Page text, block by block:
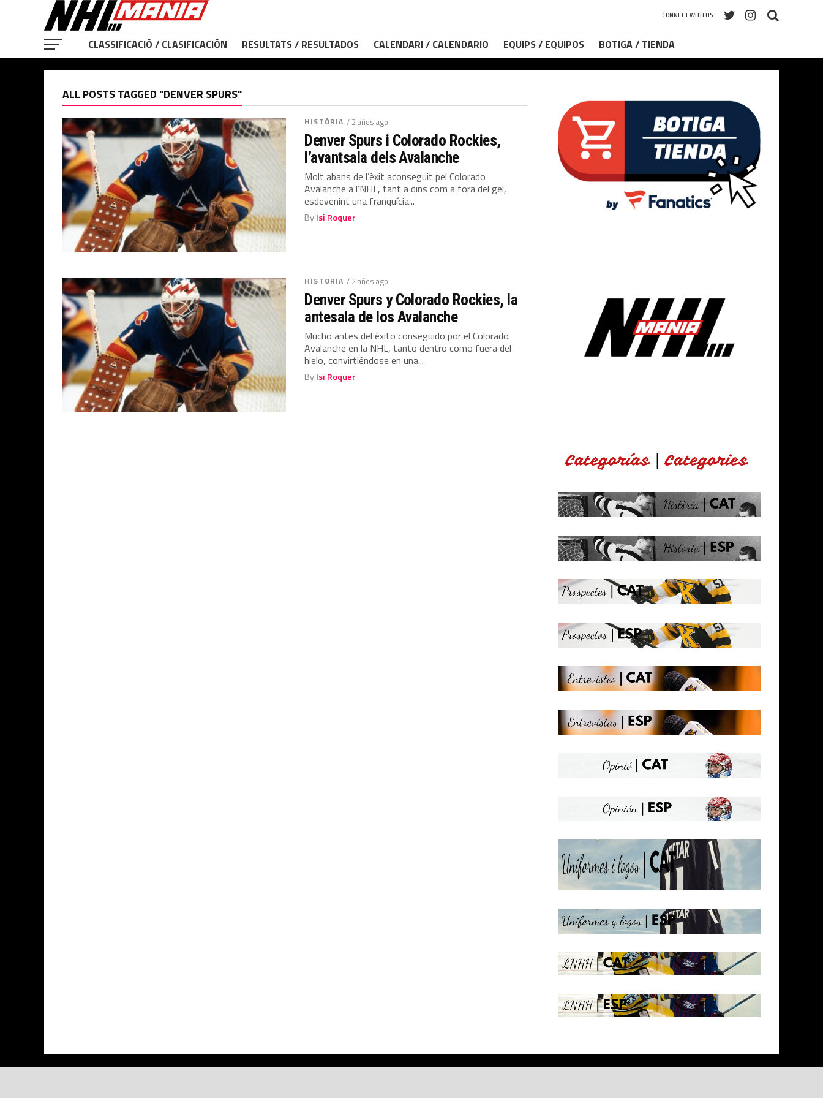
CONNECT WITH US
CLASSIFICACIÓ / CLASIFICACIÓN RESULTATS / RESULTADOS CALENDARI / CALENDARIO EQUIPS / EQUIPOS BOTIGA / TIENDA
ALL POSTS TAGGED "DENVER SPURS"
HISTÒRIA / 2 años ago
Denver Spurs i Colorado Rockies,
l’avantsala dels Avalanche
Molt abans de l’èxit aconseguit pel Colorado
Avalanche a l’NHL, tant a dins com a fora del gel,
esdevenint una franquícia...
ByIsi Roquer
HISTORIA / 2 años ago
Denver Spurs y Colorado Rockies, la
antesala de los Avalanche
Mucho antes del éxito conseguido por el Colorado
Avalanche en la NHL, tanto dentro como fuera del
hielo, convirtiéndose en una...
ByIsi Roquer